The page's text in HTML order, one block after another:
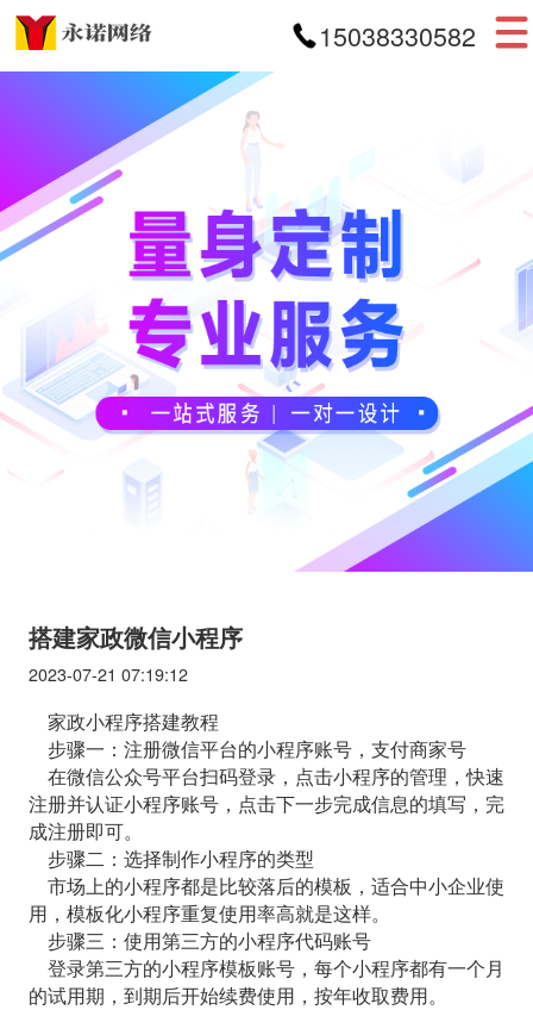
15038330582
首页
APP开发
小程序开发
案例展示
新闻资讯
关于我们
搭建家政微信小程序
2023-07-21 07:19:12
家政小程序搭建教程
步骤一：注册微信平台的小程序账号，支付商家号
在微信公众号平台扫码登录，点击小程序的管理，快速
注册并认证小程序账号，点击下一步完成信息的填写，完
成注册即可。
步骤二：选择制作小程序的类型
市场上的小程序都是比较落后的模板，适合中小企业使
用，模板化小程序重复使用率高就是这样。
步骤三：使用第三方的小程序代码账号
登录第三方的小程序模板账号，每个小程序都有一个月
的试用期，到期后开始续费使用，按年收取费用。